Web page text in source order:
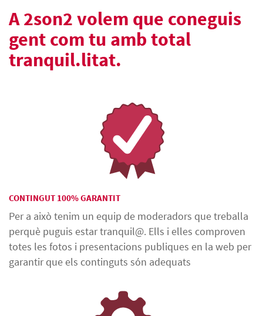
A 2son2 volem que coneguis
gent com tu amb total
tranquil.litat.
CONTINGUT 100% GARANTIT
Per a això tenim un equip de moderadors que treballa
perquè puguis estar tranquil@. Ells i elles comproven
totes les fotos i presentacions publiques en la web per
garantir que els continguts són adequats